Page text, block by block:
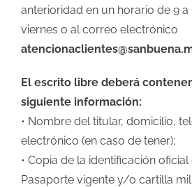
anterioridad en un horario de 9 a
viernes o al correo electrónico
El escrito libre deberá
siguiente información:
• Nombre del titular, domicilio,
electrónico (en caso de tener);
• Copia de la identificación oficial
Pasaporte vigente y/o cartilla